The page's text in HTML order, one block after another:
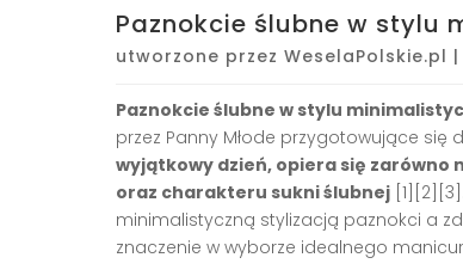
Paznokcie ślubne w stylu
utworzone przez WeselaPolskie.pl |
Paznokcie ślubne w stylu
przez Panny Młode przygotowujące się
wyjątkowy dzień, opiera się
oraz charakteru sukni ślubnej
minimalistyczną stylizacją paznokci a
znaczenie w wyborze idealnego